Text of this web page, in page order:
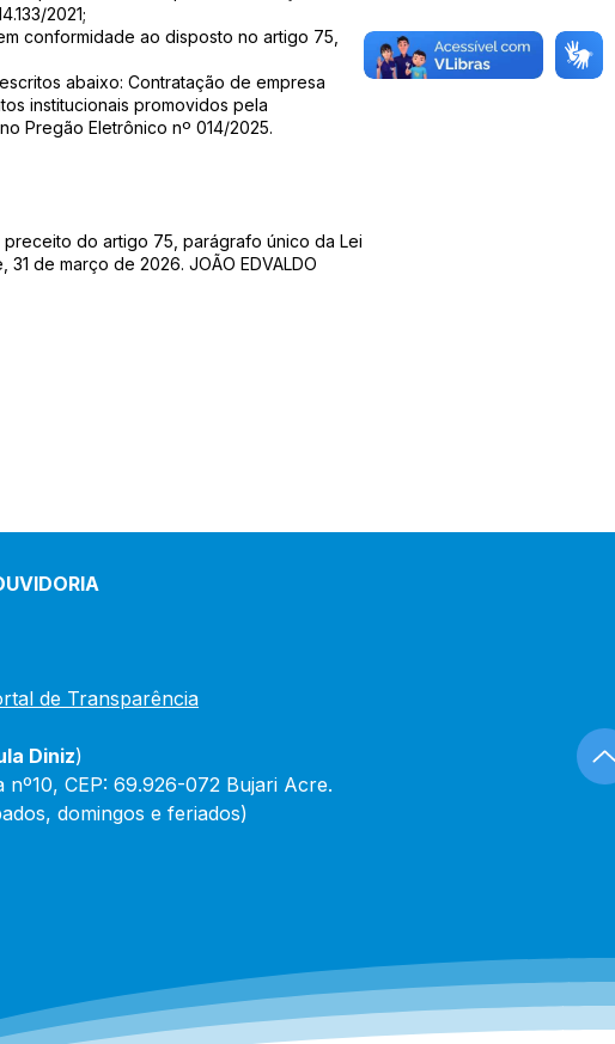
2021;
conformidade ao disposto no artigo 75,
abaixo: Contratação de empresa
institucionais promovidos pela
Pregão Eletrônico nº 014/2025.
do artigo 75, parágrafo único da Lei
de março de 2026. JOÃO EDVALDO
de Transparência
Diniz)
CEP: 69.926-072 Bujari Acre.
domingos e feriados)